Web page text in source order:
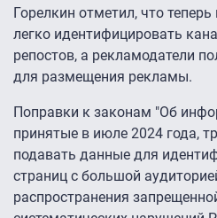
Горелкин отметил, что
легко идентифицировать
репостов, а рекламодатели
для размещения рекламы.
Поправки к законам "Об
принятые в июле 2024 года,
подавать данные для
страниц с большой
распространения